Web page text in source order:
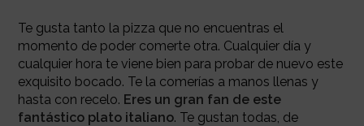
Te gusta tanto la pizza que no encuentras el
momento de poder comerte otra. Cualquier día y
cualquier hora te viene bien para probar de nuevo este
exquisito bocado. Te la comerías a manos llenas y
hasta con recelo. Eres un gran fan de este
fantástico plato italiano. Te gustan todas, de